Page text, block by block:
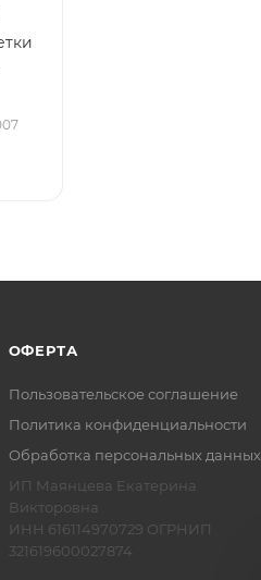
ОФЕРТА
Пользовательское соглашение
Политика конфиденциальности
Обработка персональных данных
ИП Маянцева Екатерина
Викторовна
ИНН 616114970729 ОГРНИП
321619600027874